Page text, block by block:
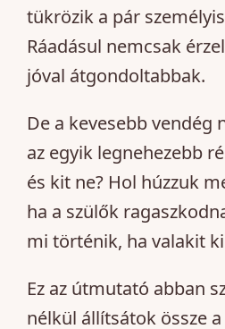
tükrözik a pár
Ráadásul nemcsak
jóval átgondoltabbak.
De a kevesebb vendég
az egyik legnehezebb
és kit ne? Hol húzzuk
ha a szülők
mi történik, ha valakit
Ez az útmutató abban
nélkül állítsátok össze